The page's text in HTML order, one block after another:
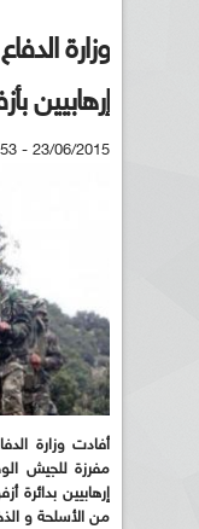
وزارة
إرهابيين
23/06/2015 - 12:53
أفادت وزارة
مفرزة للجيش
إرهابيين بدائرة
من الأسلحة و